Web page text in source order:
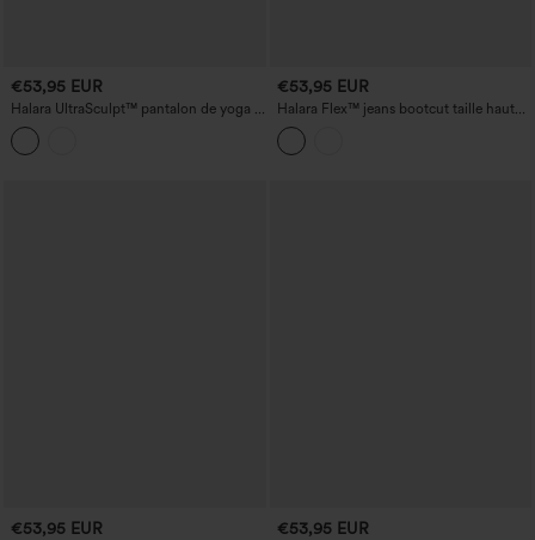
€53,95 EUR
Halara UltraSculpt™ pantalon de yoga à
pois flocké, taille haute gainante, coupe
droite, avec poches
€53,95 EUR
Halara Flex™ jeans bootcut taille haute
style workwear avec poches
€53,95 EUR €53,95 EUR